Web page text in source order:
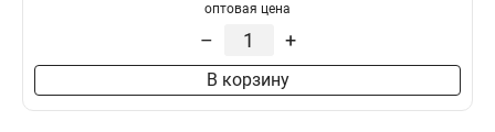
оптовая цена
– +
В корзину